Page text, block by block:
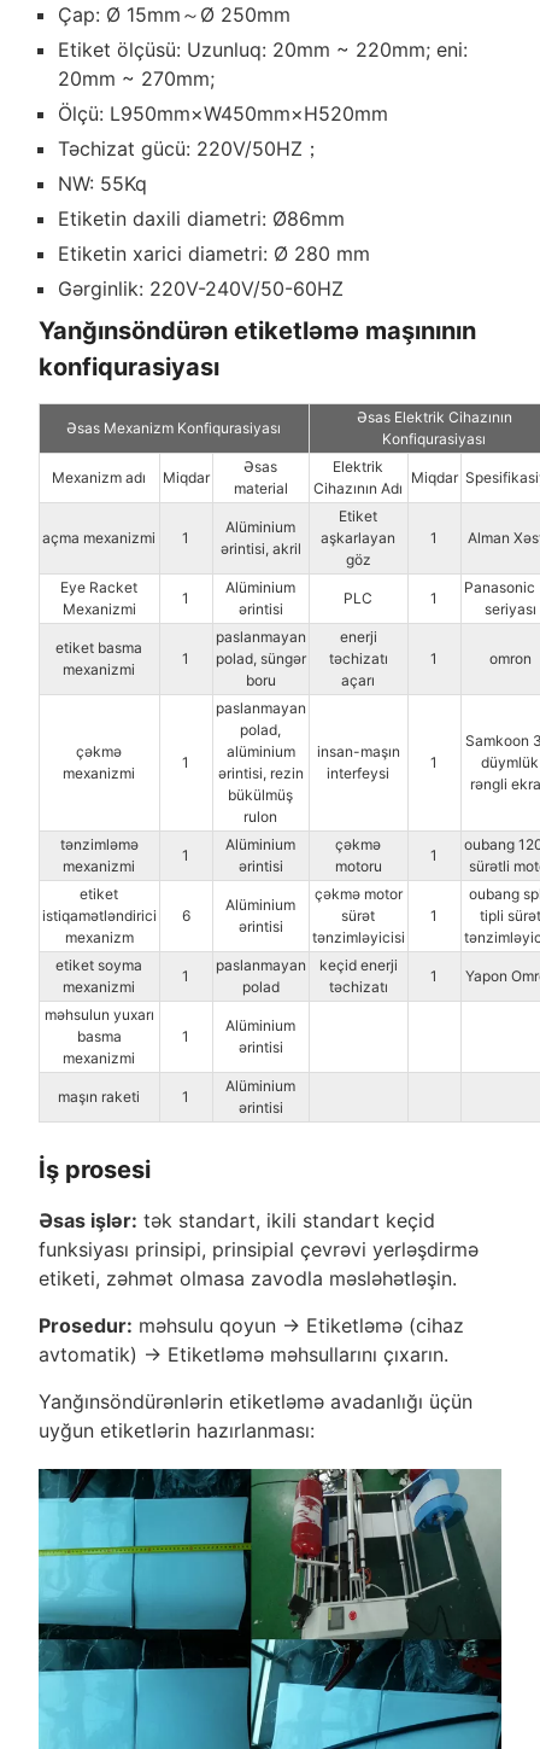
Çap: Ø 15mm～Ø 250mm
Etiket ölçüsü: Uzunluq: 20mm ~ 220mm; eni:
20mm ~ 270mm;
Ölçü: L950mm×W450mm×H520mm
Təchizat gücü: 220V/50HZ；
NW: 55Kq
Etiketin daxili diametri: Ø86mm
Etiketin xarici diametri: Ø 280 mm
Gərginlik: 220V-240V/50-60HZ
Yanğınsöndürən etiketləmə maşınının
konfiqurasiyası
Əsas Mexanizm Konfiqurasiyası
Əsas Elektrik Cihazının
Konfiqurasiyası
Mexanizm adı Miqdar
Əsas
material
Elektrik
Cihazının Adı
Miqdar
açma mexanizmi 1
Alüminium
ərintisi, akril
Etiket
aşkarlayan
göz
1 Alman
Eye Racket
Mexanizmi
1
Alüminium
ərintisi
PLC 1
Panasonic
seriyası
etiket basma
mexanizmi
1
paslanmayan
polad, süngər
boru
enerji
təchizatı
açarı
1 omron
çəkmə
mexanizmi
1
paslanmayan
polad,
alüminium
ərintisi, rezin
bükülmüş
rulon
insan-maşın
interfeysi
1
Samkoon
düymlük
rəngli
tənzimləmə
mexanizmi
1
Alüminium
ərintisi
çəkmə
motoru
1
oubang
sürətli
etiket
istiqamətləndirici
mexanizm
6
Alüminium
ərintisi
çəkmə motor
sürət
tənzimləyicisi
1
oubang
tipli sürət
etiket soyma
mexanizmi
1
paslanmayan
polad
keçid enerji
təchizatı
1 Yapon
məhsulun yuxarı
basma
mexanizmi
1
Alüminium
ərintisi
maşın raketi 1
Alüminium
ərintisi
İş prosesi
Əsas işlər: tək standart, ikili standart keçid
funksiyası prinsipi, prinsipial çevrəvi yerləşdirmə
etiketi, zəhmət olmasa zavodla məsləhətləşin.
Prosedur: məhsulu qoyun -> Etiketləmə (cihaz
avtomatik) -> Etiketləmə məhsullarını çıxarın.
Yanğınsöndürənlərin etiketləmə avadanlığı üçün
uyğun etiketlərin hazırlanması: